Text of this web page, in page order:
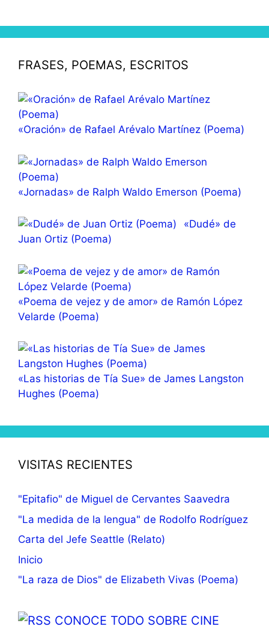
FRASES, POEMAS, ESCRITOS
«Oración» de Rafael Arévalo Martínez (Poema)
«Jornadas» de Ralph Waldo Emerson (Poema)
«Dudé» de
Juan Ortiz (Poema)
«Poema de vejez y de amor» de Ramón López
Velarde (Poema)
«Las historias de Tía Sue» de James Langston
Hughes (Poema)
VISITAS RECIENTES
"Epitafio" de Miguel de Cervantes Saavedra
"La medida de la lengua" de Rodolfo Rodríguez
Carta del Jefe Seattle (Relato)
Inicio
"La raza de Dios" de Elizabeth Vivas (Poema)
CONOCE TODO SOBRE CINE